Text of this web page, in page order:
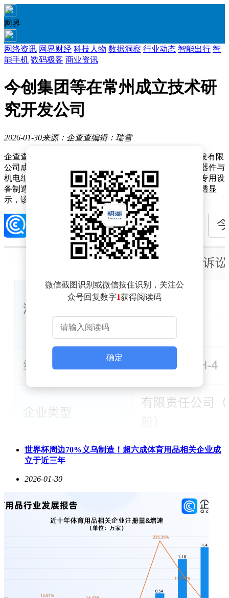
网界
网络资讯 网界财经 科技人物 数据洞察 行业动态 智能出行 智
能手机 数码极客 商业资讯
今创集团等在常州成立技术研
究开发公司
2026-01-30来源：企查查编辑：瑞雪
企查查APP显示，近日，今创元启（常州）技术研究开发有限
公司成立，注册资本1000万元，经营范围包含：电子元器件与
机电组件设备制造；电子元器件与机电组件设备销售；专用设
备制造（不含许可类专业设备制造）等。企查查股权穿透显
示，该公司由今创集团（603680）等共同持股。
微信截图识别或微信按住识别，关注公
众号回复数字1获得阅读码
确定
世界杯周边70%义乌制造！超六成体育用品相关企业成
立于近三年
2026-01-30